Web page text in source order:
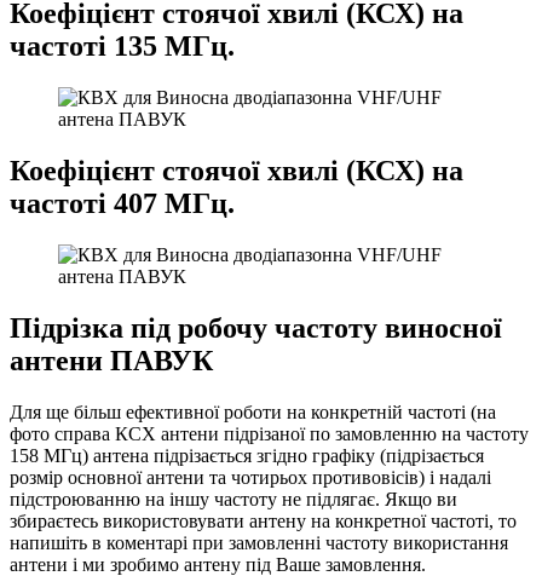
Коефіцієнт стоячої хвилі (КСХ) на
частоті 135 МГц.
Коефіцієнт стоячої хвилі (КСХ) на
частоті 407 МГц.
Підрізка під робочу частоту виносної
антени ПАВУК
Для ще більш ефективної роботи на конкретній частоті (на
фото справа КСХ антени підрізаної по замовленню на частоту
158 МГц) антена підрізається згідно графіку (підрізається
розмір основної антени та чотирьох противовісів) і надалі
підстроюванню на іншу частоту не підлягає. Якщо ви
збираєтесь використовувати антену на конкретної частоті, то
напишіть в коментарі при замовленні частоту використання
антени і ми зробимо антену під Ваше замовлення.